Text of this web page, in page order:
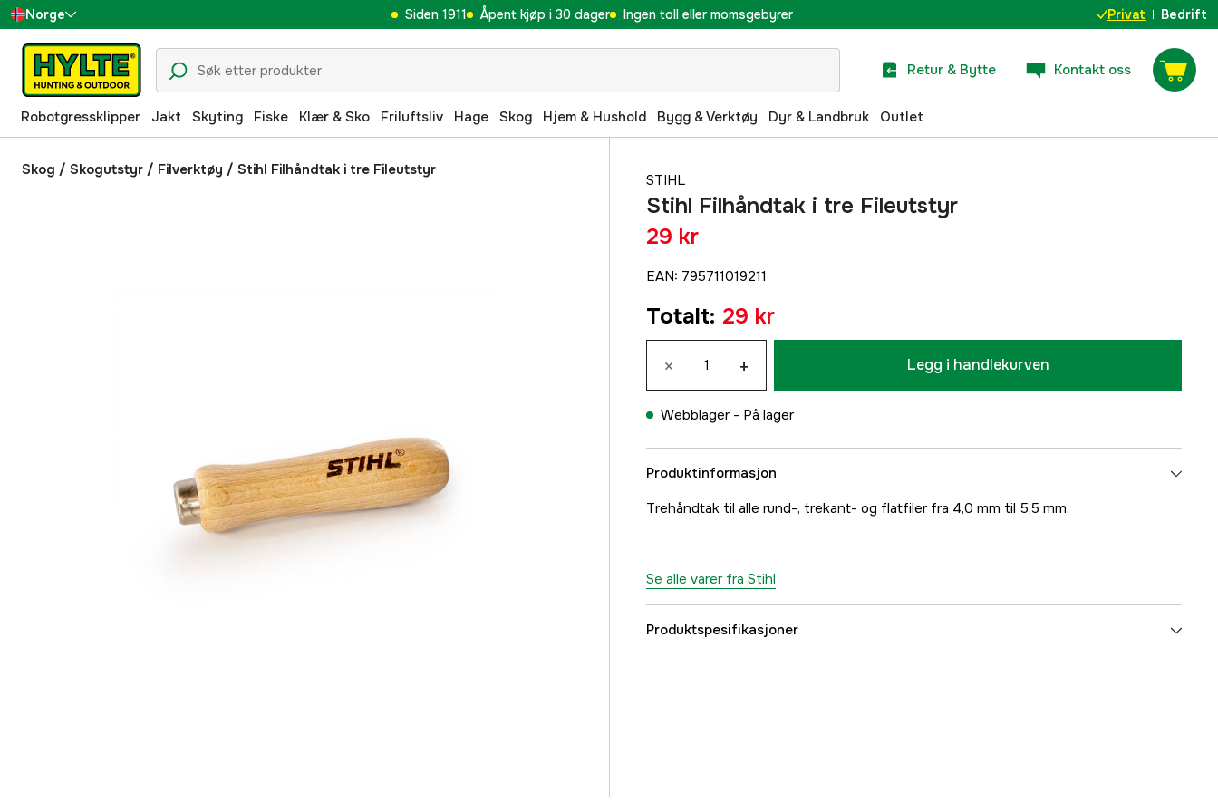
Norge
Sverige
Danmark
Suomi
Deutschland
Siden 1911 Åpent kjøp i 30 dager Ingen toll eller momsgebyrer Privat Bedrift
Retur & Bytte Kontakt oss
Robotgressklipper Jakt Skyting Fiske Klær & Sko Friluftsliv Hage Skog Hjem & Hushold Bygg & Verktøy Dyr & Landbruk Outlet
Skog / Skogutstyr / Filverktøy / Stihl Filhåndtak i tre Fileutstyr
STIHL
Stihl Filhåndtak i tre Fileutstyr
29 kr
EAN: 795711019211
Totalt: 29 kr
× + Legg i handlekurven
Webblager - På lager
Produktinformasjon
Trehåndtak til alle rund-, trekant- og flatfiler fra 4,0 mm til 5,5 mm.
Se alle varer fra Stihl
Produktspesifikasjoner